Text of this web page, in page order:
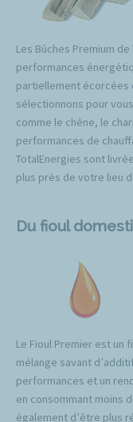
Les Bûches Premium
performances
partiellement écorcées
sélectionnons pour
comme le chêne, le
performances de
TotalEnergies sont
plus près de votre lieu
Du fioul
Le Fioul Premier est un
mélange savant
performances et un
en consommant moins
également d’être plus